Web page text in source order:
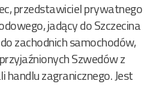
przedstawiciel prywatnego
jadący do Szczecina
zachodnich samochodów,
Szwedów z
handlu zagranicznego. Jest